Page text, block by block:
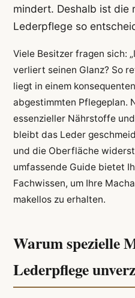
mindert. Deshalb ist die
Lederpflege so
Viele Besitzer fragen sich:
verliert seinen Glanz? So
liegt in einem
abgestimmten Pflegeplan.
essenzieller Nährstoffe
bleibt das Leder
und die Oberfläche
umfassende Guide bietet
Fachwissen, um Ihre
makellos zu erhalten.
Warum spezielle
Lederpflege